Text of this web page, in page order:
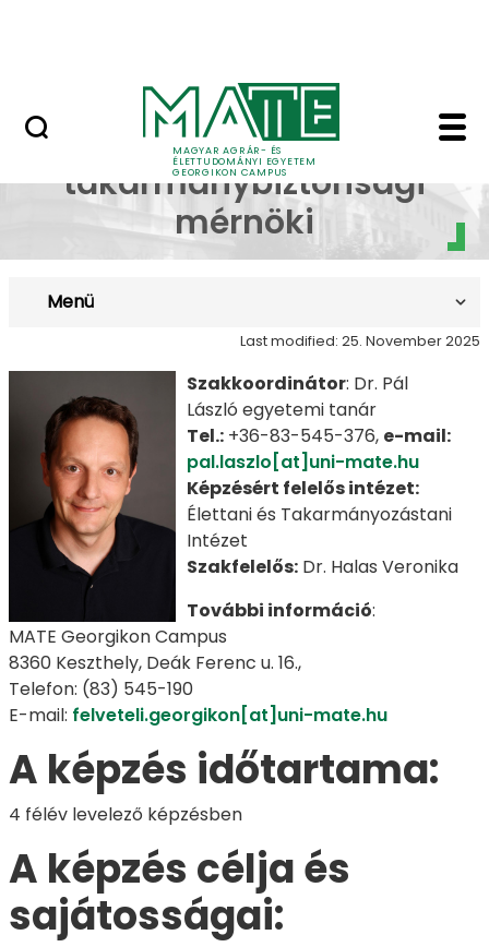
MAGYAR AGRÁR- ÉS
ÉLETTUDOMÁNYI EGYETEM
GEORGIKON CAMPUS
Takarmányozási és
Takarmányozási és
takarmánybiztonsági
mérnöki
Menü
Last modified: 25. November 2025
Szakkoordinátor: Dr. Pál
László egyetemi tanár
Tel.: +36-83-545-376, e-mail:
pal.laszlo[at]uni-mate.hu
Képzésért felelős intézet:
Élettani és Takarmányozástani
Intézet
Szakfelelős: Dr. Halas Veronika
További információ:
MATE Georgikon Campus
8360 Keszthely, Deák Ferenc u. 16.,
Telefon: (83) 545-190
E-mail: felveteli.georgikon[at]uni-mate.hu
A képzés időtartama:
4 félév levelező képzésben
A képzés célja és
sajátosságai: